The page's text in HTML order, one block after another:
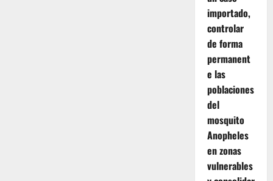
importado,
controlar
de forma
permanent
e las
poblaciones
del
mosquito
Anopheles
en zonas
vulnerables